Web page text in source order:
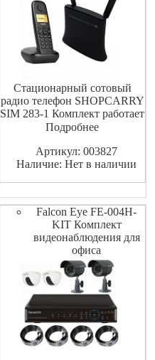
Стационарный сотовый
радио телефон SHOPCARRY
SIM 283-1 Комплект работает
в стандартах передачи
4G 3G 2G что позволяет
использовать широкий
Мегафон Билайн Теле2
Ростелеком и т. п.
Подробнее
Артикул: 003827
Наличие: Нет в наличии
Falcon Eye FE-004H-
KIT Комплект
видеонаблюдения для
офиса